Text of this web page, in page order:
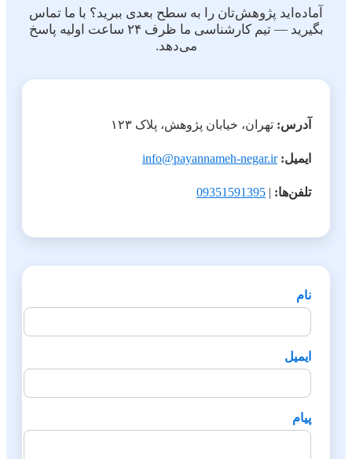
آماده‌اید پژوهش‌تان را به سطح بعدی ببرید؟ با ما تماس
بگیرید — تیم کارشناسی ما ظرف ۲۴ ساعت اولیه پاسخ
می‌دهد.
آدرس: تهران، خیابان پژوهش، پلاک ۱۲۳
ایمیل: info@payannameh-negar.ir
تلفن‌ها: |
09351591395
نام
ایمیل
پیام